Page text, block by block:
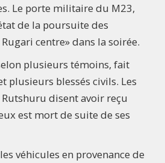
Le porte militaire du M23,
de la poursuite des
centre» dans la soirée.
plusieurs témoins, fait
plusieurs blessés civils. Les
disent avoir reçu
est mort de suite de ses
véhicules en provenance de